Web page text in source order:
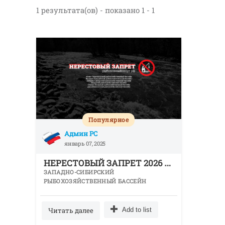
1 результата(ов) - показано 1 - 1
Админ РС
январь 07, 2025
Популярное
Н
ЕРЕСТОВЫЙ ЗАПРЕТ 2026 В СВЕРДЛОВСКОЙ ОБЛАСТИ
ЗАПАДНО-СИБИРСКИЙ
РЫБОХОЗЯЙСТВЕННЫЙ БАССЕЙН
Читать далее Add to list